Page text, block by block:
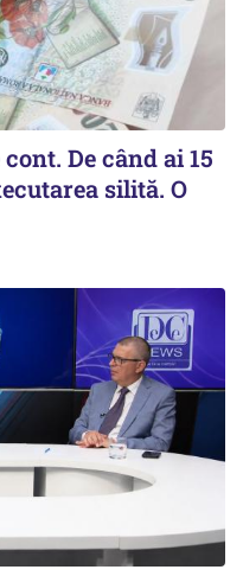
De când ai 15
silită. O